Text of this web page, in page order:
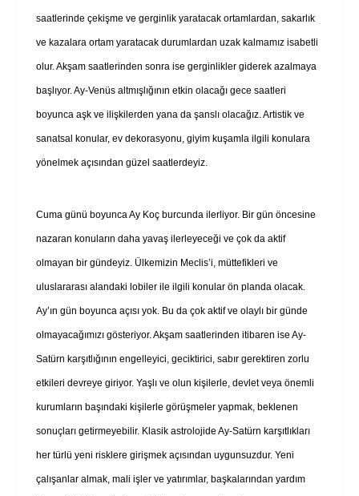
saatlerinde çekişme ve gerginlik yaratacak ortamlardan, sakarlık
ve kazalara ortam yaratacak durumlardan uzak kalmamız isabetli
olur. Akşam saatlerinden sonra ise gerginlikler giderek azalmaya
başlıyor. Ay-Venüs altmışlığının etkin olacağı gece saatleri
boyunca aşk ve ilişkilerden yana da şanslı olacağız. Artistik ve
sanatsal konular, ev dekorasyonu, giyim kuşamla ilgili konulara
yönelmek açısından güzel saatlerdeyiz.
Cuma günü boyunca Ay Koç burcunda ilerliyor. Bir gün öncesine
nazaran konuların daha yavaş ilerleyeceği ve çok da aktif
olmayan bir gündeyiz. Ülkemizin Meclis’i, müttefikleri ve
uluslararası alandaki lobiler ile ilgili konular ön planda olacak.
Ay’ın gün boyunca açısı yok. Bu da çok aktif ve olaylı bir günde
olmayacağımızı gösteriyor. Akşam saatlerinden itibaren ise Ay-
Satürn karşıtlığının engelleyici, geciktirici, sabır gerektiren zorlu
etkileri devreye giriyor. Yaşlı ve olun kişilerle, devlet veya önemli
kurumların başındaki kişilerle görüşmeler yapmak, beklenen
sonuçları getirmeyebilir. Klasik astrolojide Ay-Satürn karşıtlıkları
her türlü yeni risklere girişmek açısından uygunsuzdur. Yeni
çalışanlar almak, mali işler ve yatırımlar, başkalarından yardım